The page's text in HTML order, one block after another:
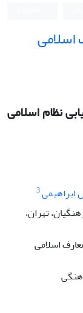
نظام اسلامی
ابراهیمی3
تهران،
اسلامی